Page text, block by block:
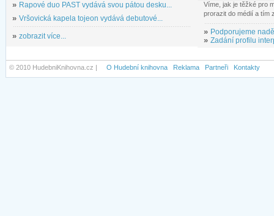
» Rapové duo PAST vydává svou pátou desku...
» Vršovická kapela tojeon vydává debutové...
» zobrazit více...
Víme, jak je těžké pro
prorazit do médií a tím
» Podporujeme
» Zadání profilu
© 2010 HudebniKnihovna.cz | O Hudební knihovna Reklama Partneři Kontakty